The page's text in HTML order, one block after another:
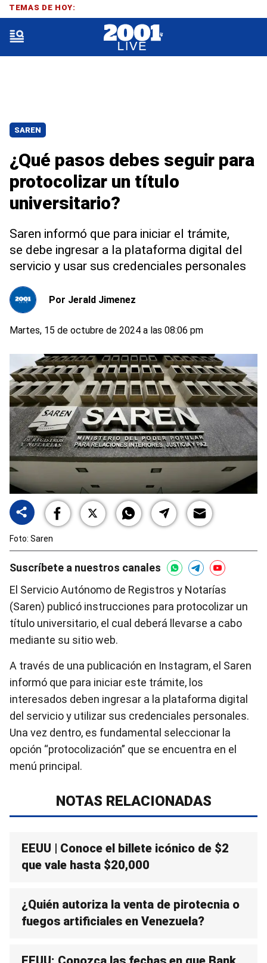
SAREN
¿Qué pasos debes seguir para
protocolizar un título
universitario?
Saren informó que para iniciar el trámite,
se debe ingresar a la plataforma digital del
servicio y usar sus credenciales personales
Por Jerald Jimenez
Martes, 15 de octubre de 2024 a las 08:06 pm
Foto: Saren
Suscríbete a nuestros canales
El Servicio Autónomo de Registros y Notarías
(Saren) publicó instrucciones para protocolizar un
título universitario, el cual deberá llevarse a cabo
mediante su sitio web.
A través de una publicación en Instagram, el Saren
informó que para iniciar este trámite, los
interesados deben ingresar a la plataforma digital
del servicio y utilizar sus credenciales personales.
Una vez dentro, es fundamental seleccionar la
opción “protocolización” que se encuentra en el
menú principal.
NOTAS RELACIONADAS
EEUU | Conoce el billete icónico de $2
que vale hasta $20,000
¿Quién autoriza la venta de pirotecnia o
fuegos artificiales en Venezuela?
TEMAS DE HOY: